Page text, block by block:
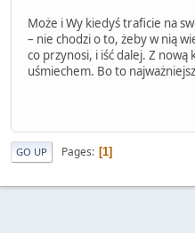
Może i Wy kiedyś traficie na
– nie chodzi o to, żeby w nią
co przynosi, i iść dalej. Z
uśmiechem. Bo to
GO UP Pages 1